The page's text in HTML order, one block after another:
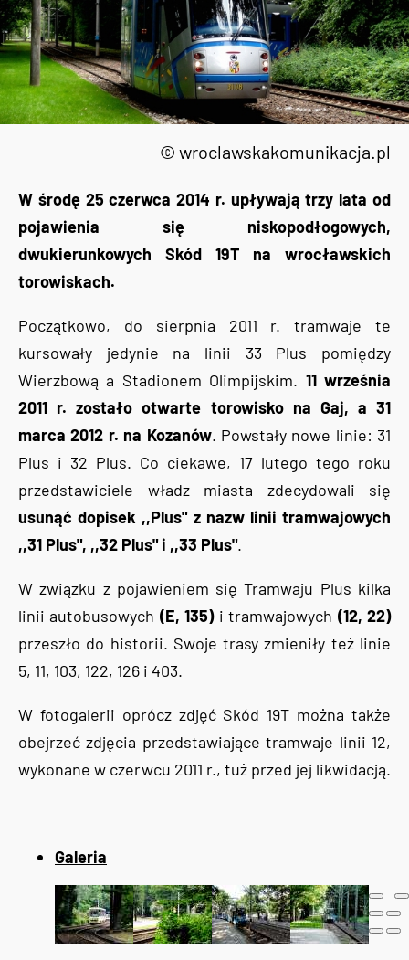
© wroclawskakomunikacja.pl
W środę 25 czerwca 2014 r. upływają trzy lata od
pojawienia się niskopodłogowych,
dwukierunkowych Skód 19T na wrocławskich
torowiskach.
Początkowo, do sierpnia 2011 r. tramwaje te
kursowały jedynie na linii 33 Plus pomiędzy
Wierzbową a Stadionem Olimpijskim. 11 września
2011 r. zostało otwarte torowisko na Gaj, a 31
marca 2012 r. na Kozanów. Powstały nowe linie: 31
Plus i 32 Plus. Co ciekawe, 17 lutego tego roku
przedstawiciele władz miasta zdecydowali się
usunąć dopisek ,,Plus" z nazw linii tramwajowych
,,31 Plus", ,,32 Plus" i ,,33 Plus".
W związku z pojawieniem się Tramwaju Plus kilka
linii autobusowych (E, 135)i tramwajowych (12, 22)
przeszło do historii. Swoje trasy zmieniły też linie
5, 11, 103, 122, 126 i 403.
W fotogalerii oprócz zdjęć Skód 19T można także
obejrzeć zdjęcia przedstawiające tramwaje linii 12,
wykonane w czerwcu 2011 r., tuż przed jej likwidacją.
Galeria